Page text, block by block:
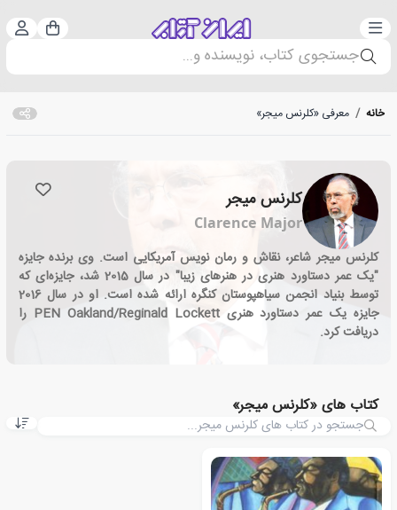
دسته‌بندی سبد
جستجوی کتاب، نویسنده و...
خانه / معرفی «کلرنس میجر»
کلرنس میجر
Clarence Major
کلرنس میجر شاعر، نقاش و رمان نویس آمریکایی است. وی برنده جایزه
"یک عمر دستاورد هنری در هنرهای زیبا" در سال 2015 شد، جایزه‌ای که
توسط بنیاد انجمن سیاهپوستان کنگره ارائه شده است. او در سال 2016
جایزه یک عمر دستاورد هنریPEN Oakland/Reginald Lockett را
دریافت کرد.
کتاب های «کلرنس میجر»